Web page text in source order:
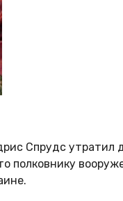
Спрудс утратил
полковнику